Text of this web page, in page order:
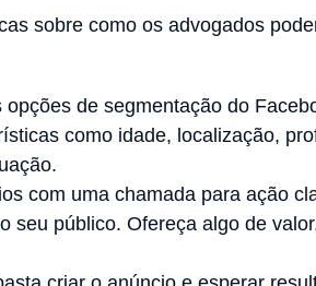
sobre como os advogados
opções de segmentação do
como idade, localização,
com uma chamada para ação
seu público. Ofereça algo de